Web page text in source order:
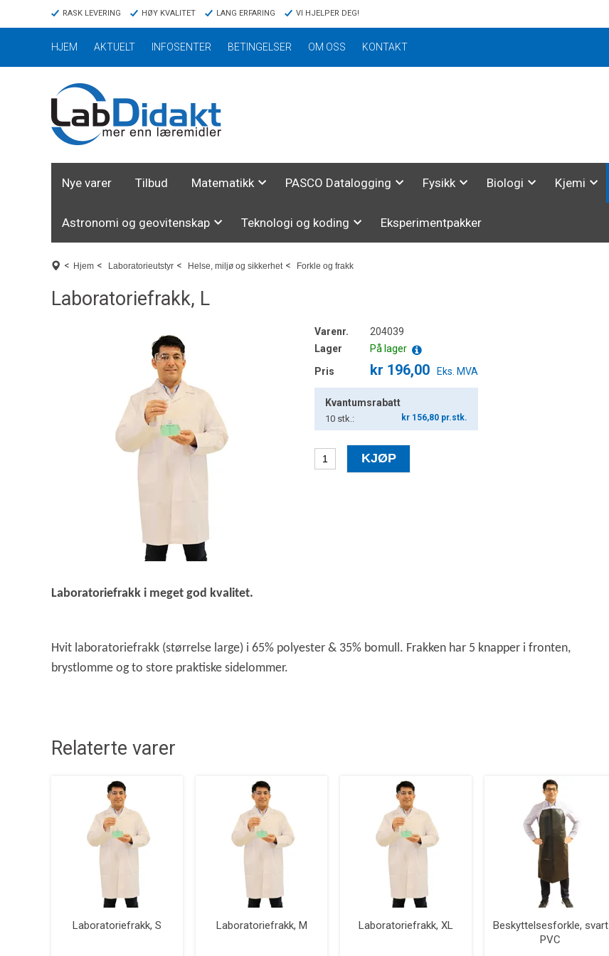
RASK LEVERING HØY KVALITET LANG ERFARING VI HJELPER DEG!
HJEM AKTUELT INFOSENTER BETINGELSER OM OSS KONTAKT
Nye varer Tilbud Matematikk PASCO Datalogging Fysikk Biologi Kjemi
Astronomi og geovitenskap Teknologi og koding Eksperimentpakker
< Hjem < Laboratorieutstyr < Helse, miljø og sikkerhet < Forkle og frakk
Laboratoriefrakk, L
Varenr.
204039
Lager
På lager
Pris
kr 196,00 Eks. MVA
Kvantumsrabatt
10 stk.: kr 156,80 pr.stk.
Laboratoriefrakk i meget god kvalitet.
Hvit laboratoriefrakk (størrelse large) i 65% polyester & 35% bomull. Frakken har 5 knapper i fronten,
brystlomme og to store praktiske sidelommer.
Relaterte varer
Laboratoriefrakk, S Laboratoriefrakk, M Laboratoriefrakk, XL
Beskyttelsesforkle, svart
PVC